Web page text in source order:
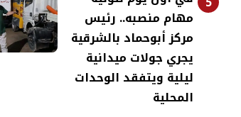
مهام منصبه.. رئيس
مركز أبوحماد بالشرقية
يجري جولات ميدانية
ليلية ويتفقد الوحدات
المحلية